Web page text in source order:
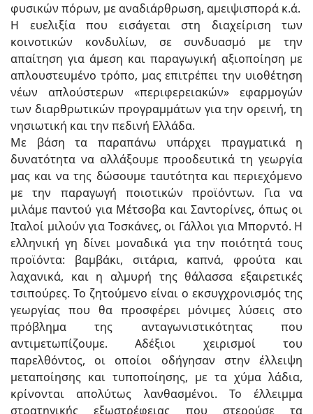
φυσικών πόρων, με αναδιάρθρωση, αμειψισπορά κ.ά.
Η ευελιξία που εισάγεται στη διαχείριση των
κοινοτικών κονδυλίων, σε συνδυασμό με την
απαίτηση για άμεση και παραγωγική αξιοποίηση με
απλουστευμένο τρόπο, μας επιτρέπει την υιοθέτηση
νέων απλούστερων «περιφερειακών» εφαρμογών
των διαρθρωτικών προγραμμάτων για την ορεινή, τη
νησιωτική και την πεδινή Ελλάδα.
Με βάση τα παραπάνω υπάρχει πραγματικά η
δυνατότητα να αλλάξουμε προοδευτικά τη γεωργία
μας και να της δώσουμε ταυτότητα και περιεχόμενο
με την παραγωγή ποιοτικών προϊόντων. Για να
μιλάμε παντού για Μέτσοβα και Σαντορίνες, όπως οι
Ιταλοί μιλούν για Τοσκάνες, οι Γάλλοι για Μπορντό. Η
ελληνική γη δίνει μοναδικά για την ποιότητά τους
προϊόντα: βαμβάκι, σιτάρια, καπνά, φρούτα και
λαχανικά, και η αλμυρή της θάλασσα εξαιρετικές
τσιπούρες. Το ζητούμενο είναι ο εκσυγχρονισμός της
γεωργίας που θα προσφέρει μόνιμες λύσεις στο
πρόβλημα της ανταγωνιστικότητας που
αντιμετωπίζουμε. Αδέξιοι χειρισμοί του
παρελθόντος, οι οποίοι οδήγησαν στην έλλειψη
μεταποίησης και τυποποίησης, με τα χύμα λάδια,
κρίνονται απολύτως λανθασμένοι. Το έλλειμμα
στρατηγικής εξωστρέφειας που στερούσε τα